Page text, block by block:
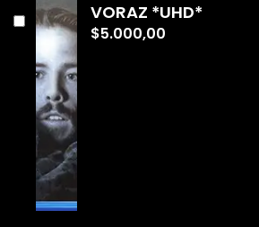
VORAZ *UHD*
$5.000,00